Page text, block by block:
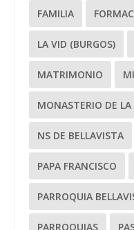
FAMILIA
LA VID (BURGOS)
MATRIMONIO
MONASTERIO DE LA
NS DE BELLAVISTA
PAPA FRANCISCO
PARROQUIA
PARROQUIAS